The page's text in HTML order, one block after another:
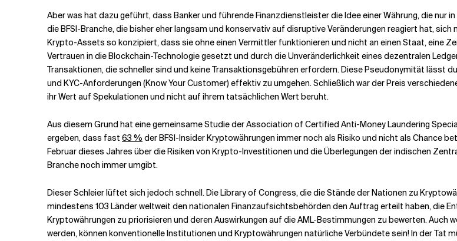
Aber was hat dazu geführt, dass Banker und führende Finanzdienstleister die Idee einer Währung, die nur
die BFSI-Branche, die bisher eher langsam und konservativ auf disruptive Veränderungen reagiert hat,
Krypto-Assets so konzipiert, dass sie ohne einen Vermittler funktionieren und nicht an einen Staat, eine
Vertrauen in die Blockchain-Technologie gesetzt und durch die Unveränderlichkeit eines dezentralen
Transaktionen, die schneller sind und keine Transaktionsgebühren erfordern. Diese Pseudonymität lässt
und KYC-Anforderungen (Know Your Customer) effektiv zu umgehen. Schließlich war der Preis
ihr Wert auf Spekulationen und nicht auf ihrem tatsächlichen Wert beruht.
Aus diesem Grund hat eine gemeinsame Studie der Association of Certified Anti-Money Laundering
ergeben, dass fast 63 % der BFSI-Insider Kryptowährungen immer noch als Risiko und nicht als Chance
Februar dieses Jahres über die Risiken von Krypto-Investitionen und die Überlegungen der indischen
Branche noch immer umgibt.
Dieser Schleier lüftet sich jedoch schnell. Die Library of Congress, die die Stände der Nationen zu
mindestens 103 Länder weltweit den nationalen Finanzaufsichtsbehörden den Auftrag erteilt haben, die
Kryptowährungen zu priorisieren und deren Auswirkungen auf die AML-Bestimmungen zu bewerten.
werden, können konventionelle Institutionen und Kryptowährungen natürliche Verbündete sein! In der Tat